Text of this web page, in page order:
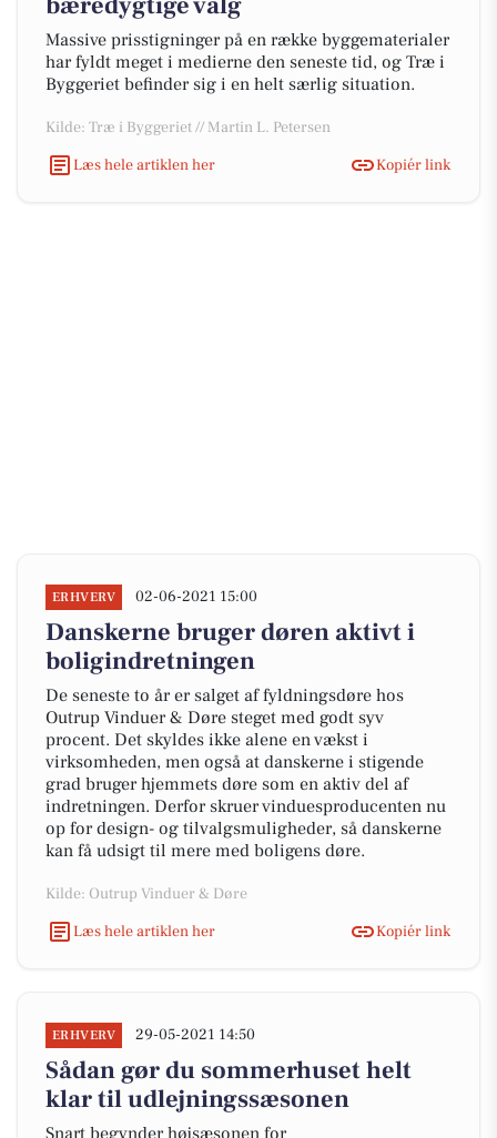
Massive prisstigninger på en række byggematerialer
har fyldt meget i medierne den seneste tid, og Træ i
Byggeriet befinder sig i en helt særlig situation.
Kilde: Træ i Byggeriet // Martin L. Petersen
Læs hele artiklen her
Kopiér link
ERHVERV 02-06-2021 15:00
Danskerne bruger døren aktivt i
boligindretningen
De seneste to år er salget af fyldningsdøre hos
Outrup Vinduer & Døre steget med godt syv
procent. Det skyldes ikke alene en vækst i
virksomheden, men også at danskerne i stigende
grad bruger hjemmets døre som en aktiv del af
indretningen. Derfor skruer vinduesproducenten nu
op for design- og tilvalgsmuligheder, så danskerne
kan få udsigt til mere med boligens døre.
Kilde: Outrup Vinduer & Døre
Læs hele artiklen her
Kopiér link
ERHVERV 29-05-2021 14:50
Sådan gør du sommerhuset helt
klar til udlejningssæsonen
Snart begynder højsæsonen for